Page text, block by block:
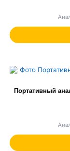
Портативный